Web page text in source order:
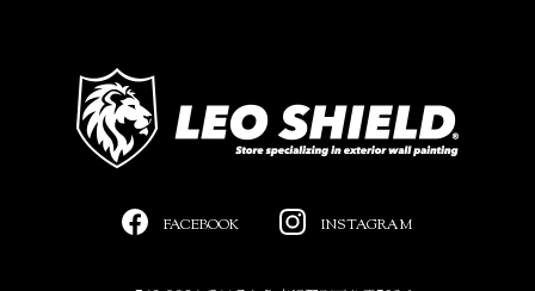
FACEBOOK INSTAGRAM